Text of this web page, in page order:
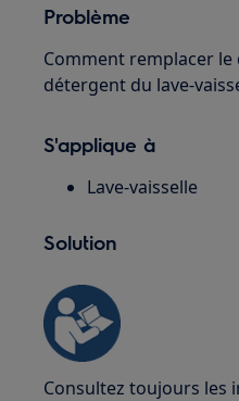
Problème
Comment remplacer
détergent du lave-
S'applique à
Lave-vaisselle
Solution
Consultez toujours les